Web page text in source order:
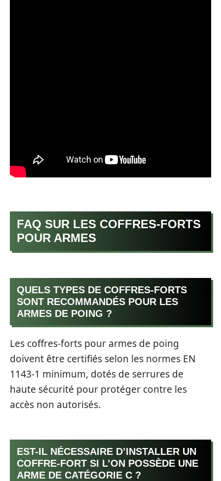
FAQ SUR LES COFFRES-FORTS
POUR ARMES
QUELS TYPES DE COFFRES-FORTS
SONT RECOMMANDÉS POUR LES
ARMES DE POING ?
Les coffres-forts pour armes de poing
doivent être certifiés selon les normes EN
1143-1 minimum, dotés de serrures de
haute sécurité pour protéger contre les
accès non autorisés.
EST-IL NÉCESSAIRE D’INSTALLER UN
COFFRE-FORT SI L’ON POSSÈDE UNE
ARME DE CATÉGORIE C ?